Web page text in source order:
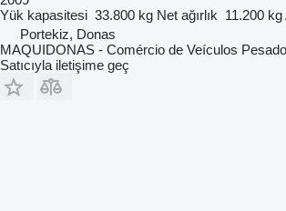
Yük kapasitesi 33.800 kg Net ağırlık 11.200 kg
Portekiz, Donas
MAQUIDONAS - Comércio de Veículos
Satıcıyla iletişime geç